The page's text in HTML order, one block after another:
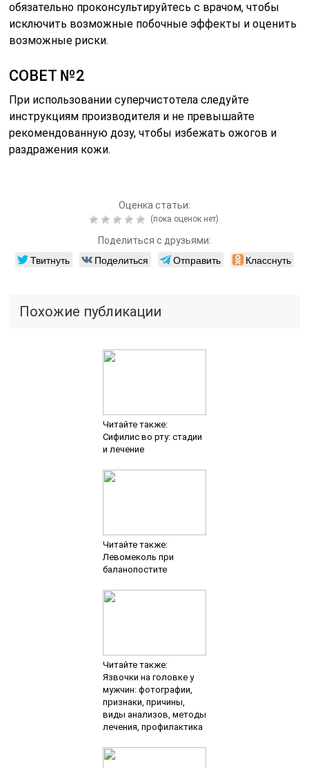
обязательно проконсультируйтесь с врачом, чтобы
исключить возможные побочные эффекты и оценить
возможные риски.
СОВЕТ №2
При использовании суперчистотела следуйте
инструкциям производителя и не превышайте
рекомендованную дозу, чтобы избежать ожогов и
раздражения кожи.
Оценка статьи:
(пока оценок нет)
Поделиться с друзьями:
Твитнуть Поделиться Отправить Класснуть
Похожие публикации
Читайте также:
Сифилис во рту: стадии
и лечение
Читайте также:
Левомеколь при
баланопостите
Читайте также:
Язвочки на головке у
мужчин: фотографии,
признаки, причины,
виды анализов, методы
лечения, профилактика